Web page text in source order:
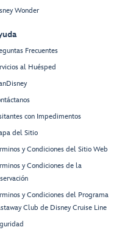
Wonder
Frecuentes
al Huésped
con Impedimentos
del Sitio
y Condiciones del Sitio Web
y Condiciones de la
y Condiciones del Programa
Club de Disney Cruise Line